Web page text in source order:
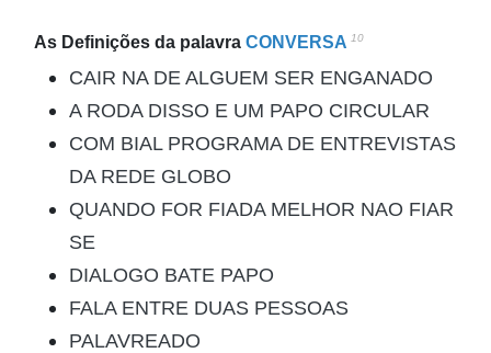
As Definições da palavra CONVERSA 10
CAIR NA DE ALGUEM SER ENGANADO
A RODA DISSO E UM PAPO CIRCULAR
COM BIAL PROGRAMA DE ENTREVISTAS
DA REDE GLOBO
QUANDO FOR FIADA MELHOR NAO FIAR
SE
DIALOGO BATE PAPO
FALA ENTRE DUAS PESSOAS
PALAVREADO